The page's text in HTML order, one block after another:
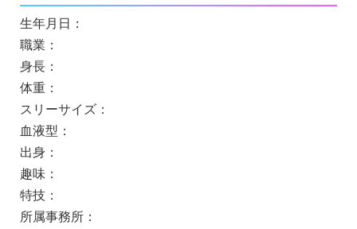
生年月日：
職業：
身長：
体重：
スリーサイズ：
血液型：
出身：
趣味：
特技：
所属事務所：